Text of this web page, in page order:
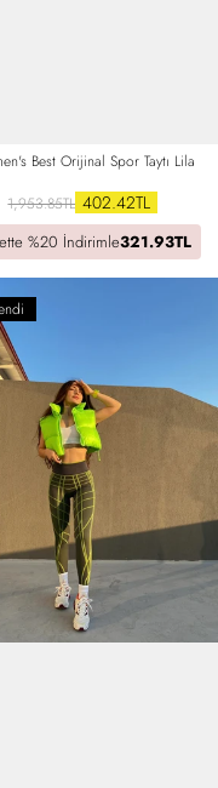
Best Orijinal Spor Taytı Lila
1,953.85TL 402.42TL
%20 İndirimle321.93TL